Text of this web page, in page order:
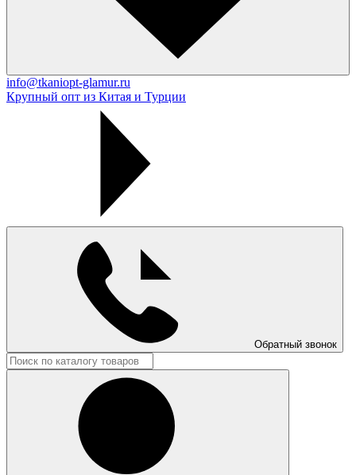
info@tkaniopt-glamur.ru
Крупный опт из Китая и Турции
Обратный звонок